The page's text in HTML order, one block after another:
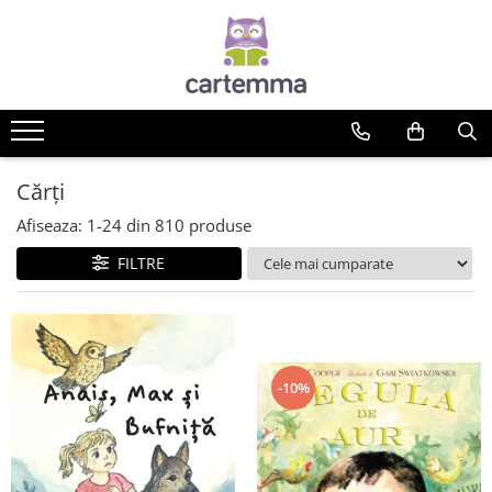
Tematică
Craciun
Activități
Atlase si enciclopedii
Carte de bucate
Călătorie
Educație
Educație financiară
Hobby si craft
Inteligenta emotionala
Limbi străine
Muzicale
Cărți
Afiseaza: 1-24 din 810 produse
FILTRE
-10%